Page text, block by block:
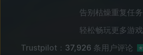
告别枯燥重复任务
轻松畅玩更多游戏
Trustpilot： 37,926 条用户评论